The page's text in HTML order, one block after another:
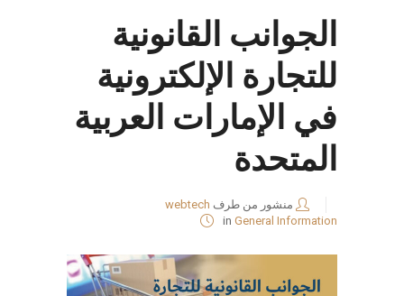
الجوانب القانونية
للتجارة الإلكترونية
في الإمارات العربية
المتحدة
منشور من طرف webtech
in General Information